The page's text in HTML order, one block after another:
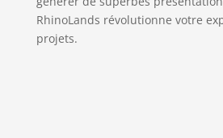
RhinoLands révolutionne votre
projets.